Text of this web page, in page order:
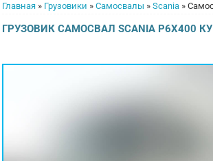
Вы здесь
Главная » Грузовики » Самосвалы » Scania »
ГРУЗОВИК САМОСВАЛ SCANIA P6X400